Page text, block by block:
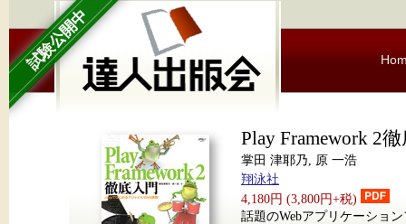
試験公開中
Play Framework 2
掌田 津耶乃, 原 一浩
翔泳社
4,180円 (3,800円+税)
話題のWebアプリケーショ